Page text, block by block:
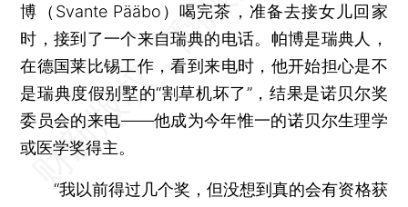
博（Svante Pääbo）喝完茶，准备去接女儿回家
时，接到了一个来自瑞典的电话。帕博是瑞典人，
在德国莱比锡工作，看到来电时，他开始担心是不
是瑞典度假别墅的“割草机坏了”，结果是诺贝尔奖
委员会的来电——他成为今年惟一的诺贝尔生理学
或医学奖得主。
“我以前得过几个奖，但没想到真的会有资格获